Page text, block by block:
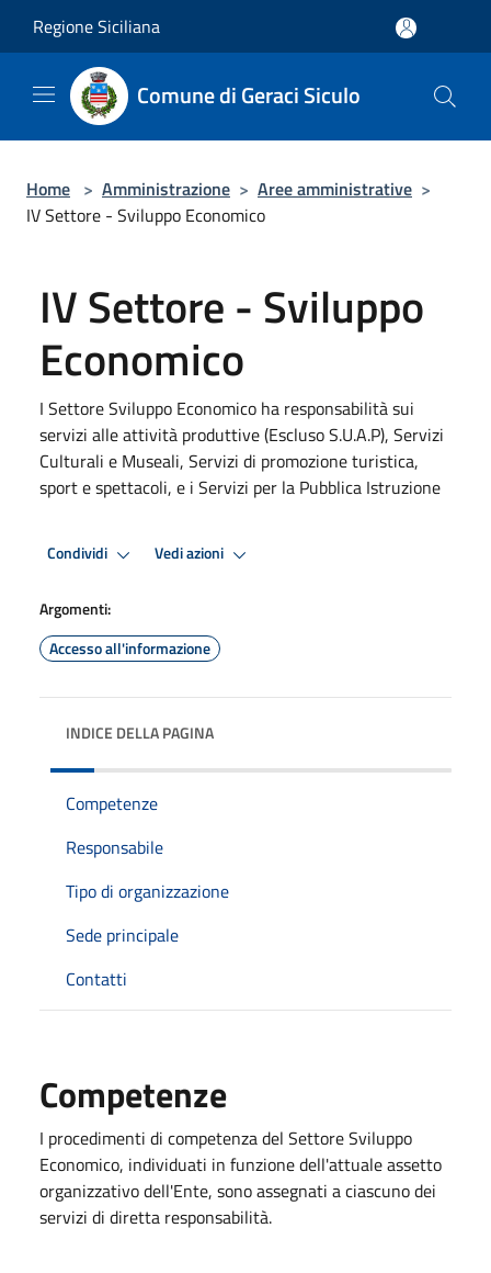
Regione Siciliana
Comune di Geraci Siculo
Home > Amministrazione > Aree amministrative >
IV Settore - Sviluppo Economico
IV Settore - Sviluppo
Economico
I Settore Sviluppo Economico ha responsabilità sui
servizi alle attività produttive (Escluso S.U.A.P), Servizi
Culturali e Museali, Servizi di promozione turistica,
sport e spettacoli, e i Servizi per la Pubblica Istruzione
Condividi Vedi azioni
Argomenti:
Accesso all'informazione
INDICE DELLA PAGINA
Competenze
Responsabile
Tipo di organizzazione
Sede principale
Contatti
Competenze
I procedimenti di competenza del Settore Sviluppo
Economico, individuati in funzione dell'attuale assetto
organizzativo dell'Ente, sono assegnati a ciascuno dei
servizi di diretta responsabilità.